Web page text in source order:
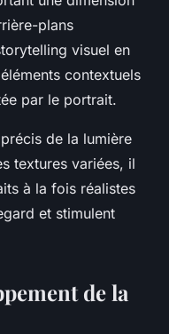
plans
visuel en
contextuels
par le portrait.
de la lumière
textures variées, il
à la fois réalistes
et stimulent
de la